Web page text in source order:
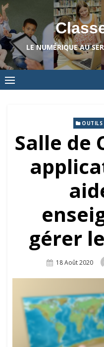
Skip
to
content
LE NUMÉRIQUE AU
OUTILS
Salle de
gérer
Posted
18 Août 2020